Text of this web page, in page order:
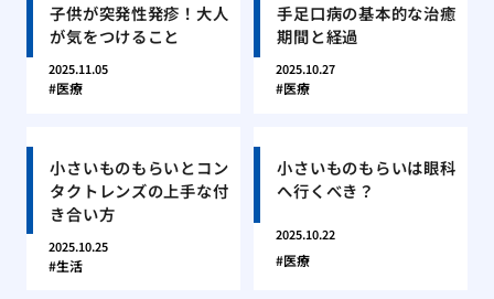
子供が突発性発疹！大人
が気をつけること
2025.11.05
医療
手足口病の基本的な治癒
期間と経過
2025.10.27
医療
小さいものもらいとコン
タクトレンズの上手な付
き合い方
2025.10.25
生活
小さいものもらいは眼科
へ行くべき？
2025.10.22
医療